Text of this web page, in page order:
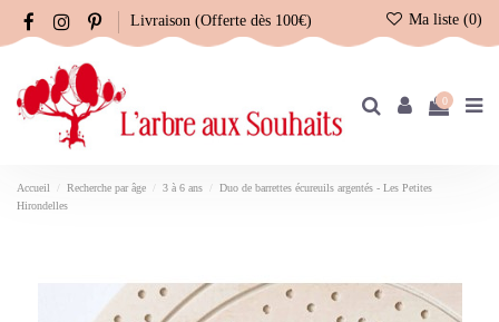
Livraison (Offerte dès 100€) Ma liste (0)
0
Accueil Recherche par âge 3 à 6 ans
Duo de barrettes écureuils argentés - Les Petites
Hirondelles